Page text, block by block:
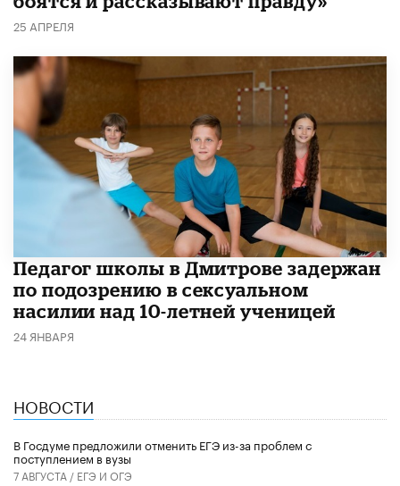
25 АПРЕЛЯ
Педагог школы в Дмитрове задержан
по подозрению в сексуальном
насилии над 10-летней ученицей
24 ЯНВАРЯ
НОВОСТИ
В Госдуме предложили отменить ЕГЭ из-за проблем с
поступлением в вузы
7 АВГУСТА / ЕГЭ И ОГЭ